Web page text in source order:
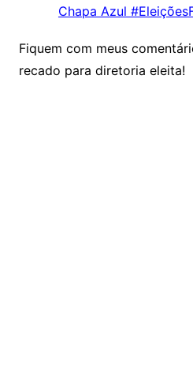
Chapa Azul
Fiquem com meus
recado para diretoria eleita!